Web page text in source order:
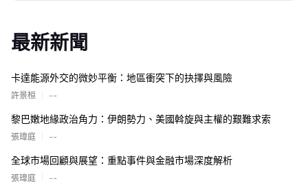
最新新聞
卡達能源外交的微妙平衡：地區衝突下的抉擇與風險
許景桓 --
黎巴嫩地緣政治角力：伊朗勢力、美國斡旋與主權的艱難求索
張瑋庭 --
全球市場回顧與展望：重點事件與金融市場深度解析
張瑋庭 --